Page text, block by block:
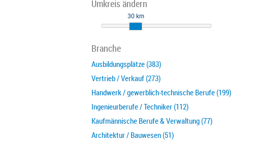
Umkreis ändern
30 km
Branche
Ausbildungsplätze (383)
Vertrieb / Verkauf (273)
Handwerk / gewerblich-technische Berufe (199)
Ingenieurberufe / Techniker (112)
Kaufmännische Berufe & Verwaltung (77)
Architektur / Bauwesen (51)